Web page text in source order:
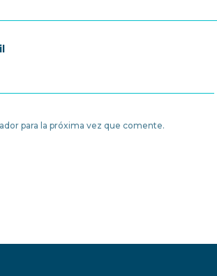
para la próxima vez que comente.